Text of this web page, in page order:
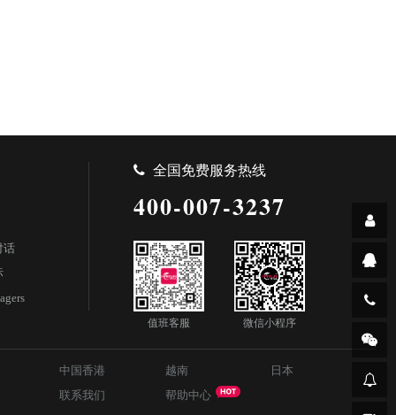
话
全国免费服务热线
400-007-3237
值班客服 微信小程序
中国香港 越南
日本
联系我们
帮助中心